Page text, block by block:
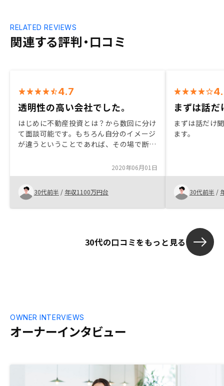
関連する評判・口コミ
RELATED REVIEWS
4.7
透明性の高い会社でした。
はじめに不動産投資とは？から数回に分け
て面談可能です。もちろん自分のイメージ
が違うということであれば、その場で断る
感じました！これまでの不動産投資のイメ
ージがガラッと変わると思います！ 是非
一度お話を聞いてみてください。 それか
ら判断ください！高年収のサラリーマンの
方は、やらないと損です特に思い当たりま
す。アフターフォローで期待を裏切らない
でくださいね。宜しくお願いします。
2020年06月01日
30代前半 / 年収1100万円台
まずは話
まずは話だけ
ます。
30代前半 /
30代の口コミをもっと見る
オーナーインタビュー
OWNER INTERVIEWS